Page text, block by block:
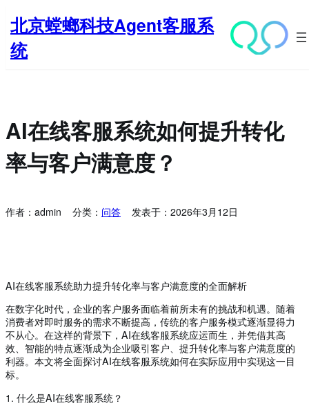
至
内
容
北京螳螂科技Agent客服系
统
AI在线客服系统如何提升转化
率与客户满意度？
作者： admin 分类： 问答 发表于： 2026年3月12日
AI在线客服系统助力提升转化率与客户满意度的全面解析
在数字化时代，企业的客户服务面临着前所未有的挑战和机遇。随着
消费者对即时服务的需求不断提高，传统的客户服务模式逐渐显得力
不从心。在这样的背景下，AI在线客服系统应运而生，并凭借其高
效、智能的特点逐渐成为企业吸引客户、提升转化率与客户满意度的
利器。本文将全面探讨AI在线客服系统如何在实际应用中实现这一目
标。
1. 什么是AI在线客服系统？